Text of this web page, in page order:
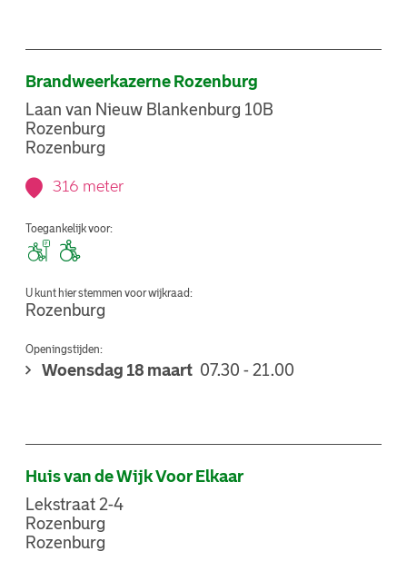
Brandweerkazerne Rozenburg
Laan van Nieuw Blankenburg 10B
Rozenburg
Rozenburg
316 meter
Toegankelijk voor:
U kunt hier stemmen voor wijkraad:
Rozenburg
Openingstijden:
Woensdag 18 maart 07.30 - 21.00
Huis van de Wijk Voor Elkaar
Lekstraat 2-4
Rozenburg
Rozenburg